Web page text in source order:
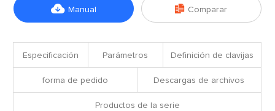
 Manual  Comparar
Especificación Parámetros Definición de clavijas
forma de pedido Descargas de archivos
Productos de la serie